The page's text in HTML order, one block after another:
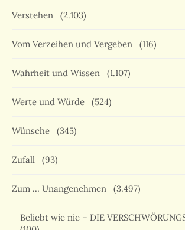
Verstehen (2.103)
Vom Verzeihen und Vergeben (116)
Wahrheit und Wissen (1.107)
Werte und Würde (524)
Wünsche (345)
Zufall (93)
Zum … Unangenehmen (3.497)
Beliebt wie nie – DIE